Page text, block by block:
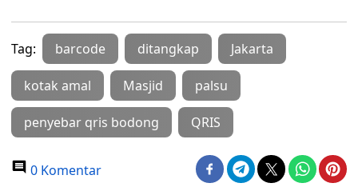
Tag: barcode ditangkap Jakarta
kotak amal Masjid palsu
penyebar qris bodong QRIS
0 Komentar